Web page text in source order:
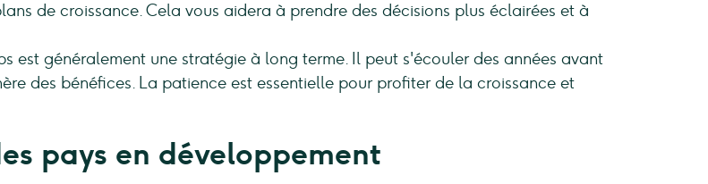
de croissance. Cela vous aidera à prendre des décisions plus éclairées et à
est généralement une stratégie à long terme. Il peut s'écouler des années avant
des bénéfices. La patience est essentielle pour profiter de la croissance et
pays en développement